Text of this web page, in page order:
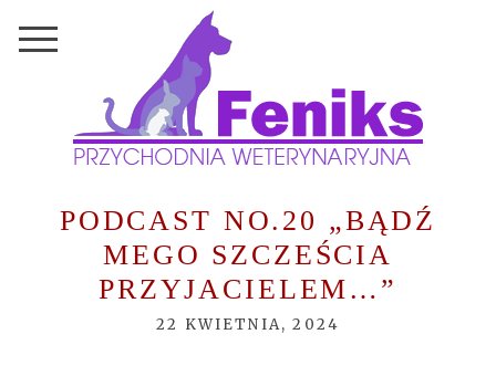
PODCAST NO.20 „BĄDŹ
MEGO SZCZEŚCIA
PRZYJACIELEM…”
22 KWIETNIA, 2024